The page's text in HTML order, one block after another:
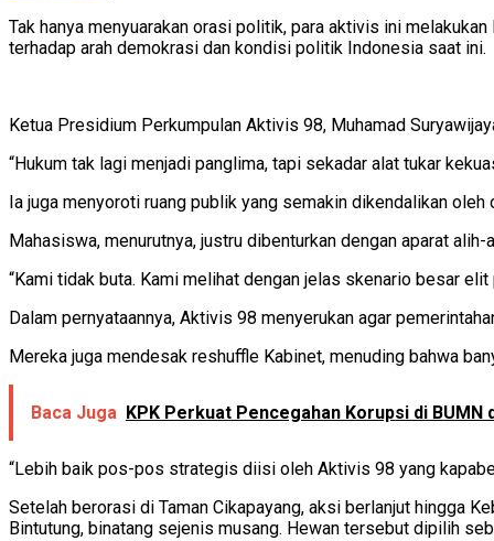
Tak hanya menyuarakan orasi politik, para aktivis ini
terhadap arah demokrasi dan kondisi politik Indonesia saat ini.
Ketua Presidium Perkumpulan Aktivis 98, Muhamad
“Hukum tak lagi menjadi panglima, tapi sekadar alat tukar
Ia juga menyoroti ruang publik yang semakin dikendalikan
Mahasiswa, menurutnya, justru dibenturkan dengan aparat alih-
“Kami tidak buta. Kami melihat dengan jelas skenario besar
Dalam pernyataannya, Aktivis 98 menyerukan agar
Mereka juga mendesak reshuffle Kabinet, menuding bahwa
Baca Juga KPK Perkuat Pencegahan Korupsi di
“Lebih baik pos-pos strategis diisi oleh Aktivis 98 yang
Setelah berorasi di Taman Cikapayang, aksi berlanjut hingga
Bintutung, binatang sejenis musang. Hewan tersebut dipilih